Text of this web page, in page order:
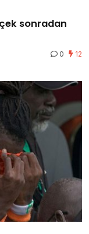
sonradan
0 12